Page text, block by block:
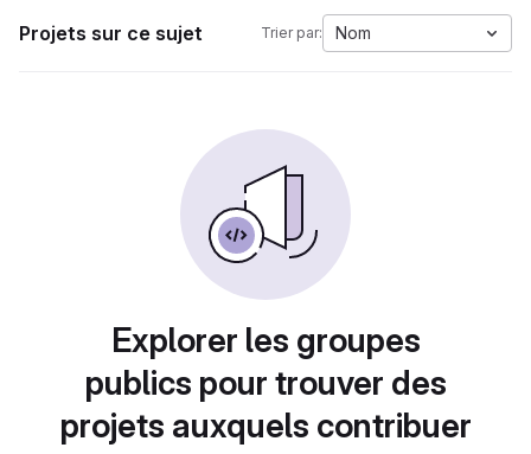
Projets sur ce sujet Trier par: Nom
Explorer les groupes
publics pour trouver des
projets auxquels contribuer